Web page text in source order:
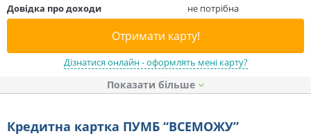
Довідка про доходи
не потрібна
Отримати карту!
Дізнатися онлайн - оформлять мені карту?
Показати
Кредитна картка ПУМБ “ВСЕМОЖУ”